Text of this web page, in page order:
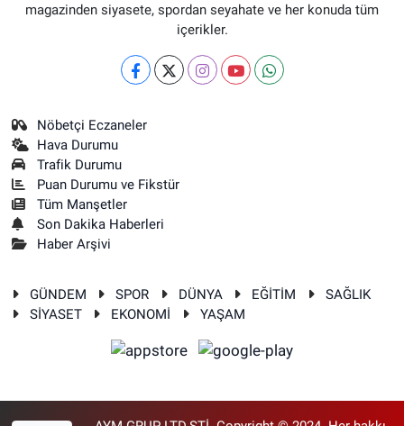
magazinden siyasete, spordan seyahate ve her konuda tüm
içerikler.
Nöbetçi Eczaneler
Hava Durumu
Trafik Durumu
Puan Durumu ve Fikstür
Tüm Manşetler
Son Dakika Haberleri
Haber Arşivi
GÜNDEM SPOR DÜNYA EĞİTİM
SAĞLIK
SİYASET
EKONOMİ YAŞAM